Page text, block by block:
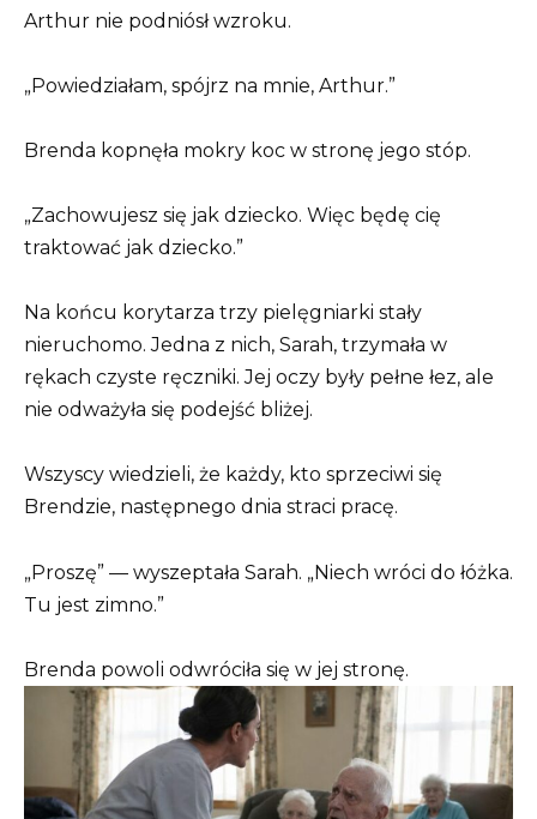
Arthur nie podniósł wzroku.
„Powiedziałam, spójrz na mnie, Arthur.”
Brenda kopnęła mokry koc w stronę jego stóp.
„Zachowujesz się jak dziecko. Więc będę cię
traktować jak dziecko.”
Na końcu korytarza trzy pielęgniarki stały
nieruchomo. Jedna z nich, Sarah, trzymała w
rękach czyste ręczniki. Jej oczy były pełne łez, ale
nie odważyła się podejść bliżej.
Wszyscy wiedzieli, że każdy, kto sprzeciwi się
Brendzie, następnego dnia straci pracę.
„Proszę” — wyszeptała Sarah. „Niech wróci do łóżka.
Tu jest zimno.”
Brenda powoli odwróciła się w jej stronę.